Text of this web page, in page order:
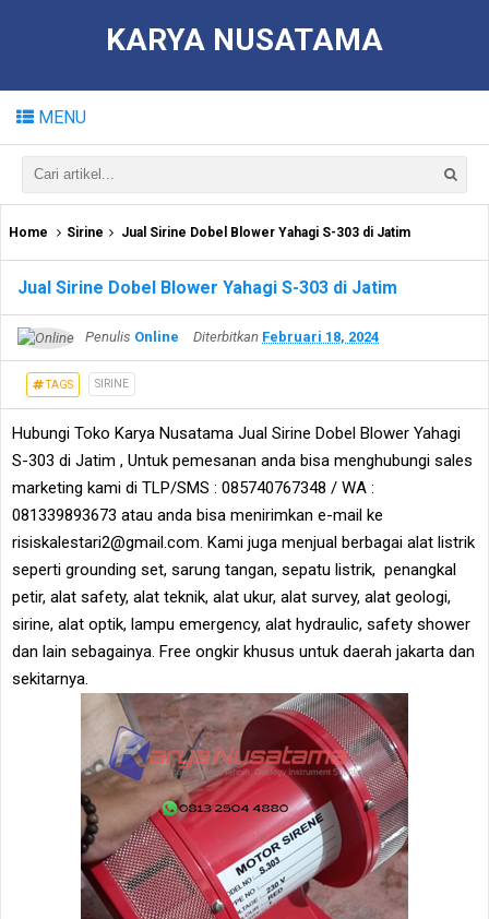
KARYA NUSATAMA
MENU
Home Sirine Jual Sirine Dobel Blower Yahagi S-303 di Jatim
Jual Sirine Dobel Blower Yahagi S-303 di Jatim
Penulis Online Diterbitkan Februari 18, 2024
TAGS SIRINE
Hubungi Toko Karya Nusatama Jual Sirine Dobel Blower Yahagi
S-303 di Jatim , Untuk pemesanan anda bisa menghubungi sales
marketing kami di TLP/SMS : 085740767348 / WA :
081339893673 atau anda bisa menirimkan e-mail ke
risiskalestari2@gmail.com. Kami juga menjual berbagai alat listrik
seperti grounding set, sarung tangan, sepatu listrik, penangkal
petir, alat safety, alat teknik, alat ukur, alat survey, alat geologi,
sirine, alat optik, lampu emergency, alat hydraulic, safety shower
dan lain sebagainya. Free ongkir khusus untuk daerah jakarta dan
sekitarnya.